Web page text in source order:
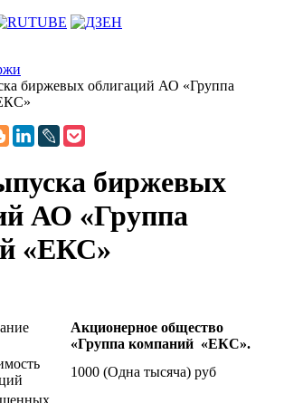
биржевых облигаций АО «Группа
биржевых
АО «Группа
«ЕКС»
Акционерное общество
«Группа компаний «ЕКС».
1000 (Одна тысяча) руб